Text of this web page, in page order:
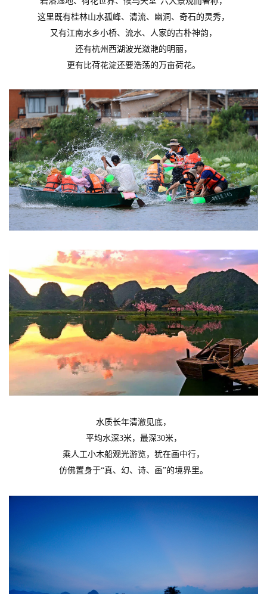
这里既有桂林山水孤峰、清流、幽洞、奇石的灵秀，
又有江南水乡小桥、流水、人家的古朴神韵，
还有杭州西湖波光潋滟的明丽，
更有比荷花淀还要浩荡的万亩荷花。
水质长年清澈见底，
平均水深3米，最深30米，
乘人工小木船观光游览，犹在画中行，
仿佛置身于“真、幻、诗、画”的境界里。